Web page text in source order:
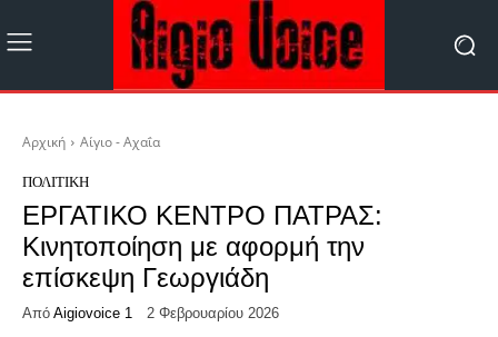
Αρχική Αίγιο - Αχαΐα
ΠΟΛΙΤΙΚΉ
ΕΡΓΑΤΙΚΟ ΚΕΝΤΡΟ ΠΑΤΡΑΣ:
Κινητοποίηση με αφορμή την
επίσκεψη Γεωργιάδη
Από Aigiovoice 1 2 Φεβρουαρίου 2026